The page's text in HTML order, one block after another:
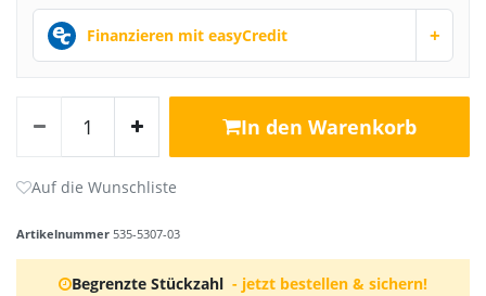
Finanzieren mit easyCredit +
In den Warenkorb
Artikelnummer 535-5307-03
Begrenzte Stückzahl - jetzt bestellen & sichern!